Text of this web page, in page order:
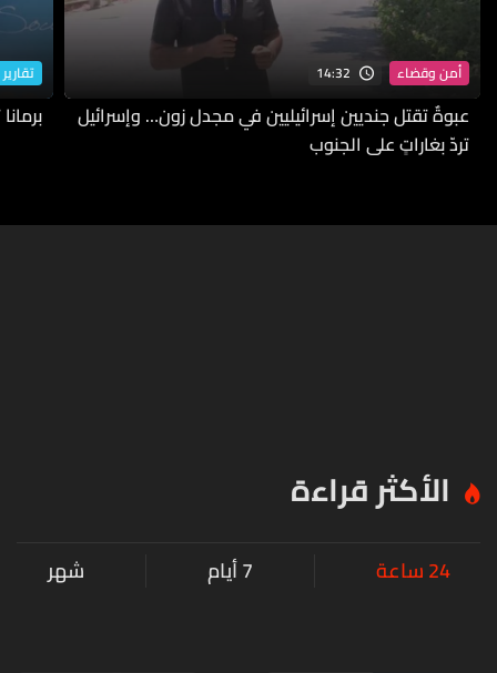
أمن وقضاء 14:32
عبوةٌ تقتل جنديين إسرائيليين في مجدل زون… وإسرائيل
تردّ بغاراتٍ على الجنوب
الأكثر قراءة
24 ساعة 7 أيام شهر